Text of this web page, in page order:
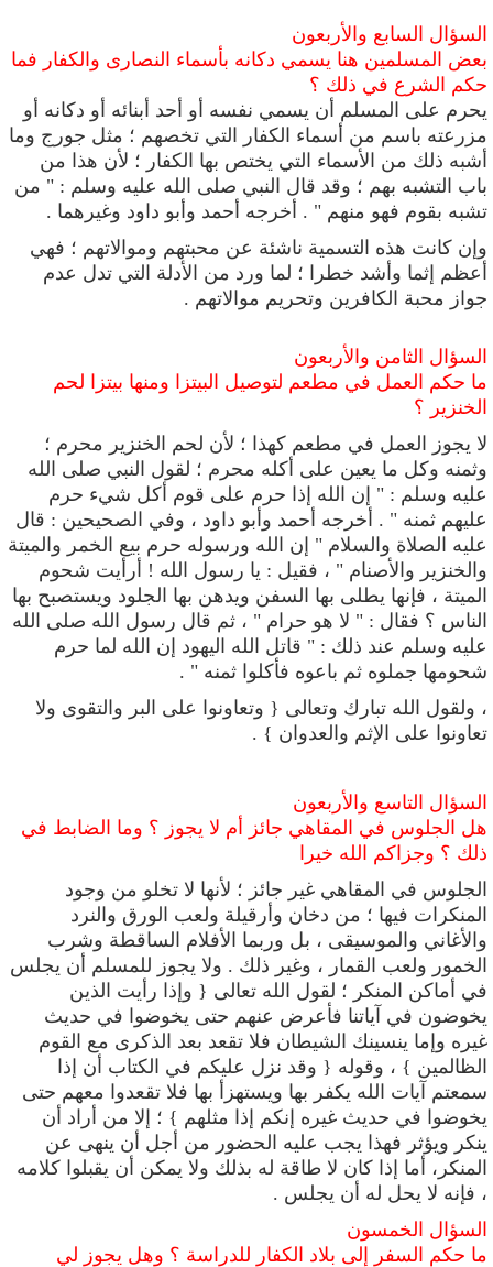
السؤال السابع والأربعون
بعض المسلمين هنا يسمي دكانه بأسماء النصارى والكفار فما
حكم الشرع في ذلك ؟
يحرم على المسلم أن يسمي نفسه أو أحد أبنائه أو دكانه أو
مزرعته باسم من أسماء الكفار التي تخصهم ؛ مثل جورج وما
أشبه ذلك من الأسماء التي يختص بها الكفار ؛ لأن هذا من
باب التشبه بهم ؛ وقد قال النبي صلى الله عليه وسلم : " من
تشبه بقوم فهو منهم " . أخرجه أحمد وأبو داود وغيرهما .
وإن كانت هذه التسمية ناشئة عن محبتهم وموالاتهم ؛ فهي
أعظم إثما وأشد خطرا ؛ لما ورد من الأدلة التي تدل عدم
جواز محبة الكافرين وتحريم موالاتهم .
السؤال الثامن والأربعون
ما حكم العمل في مطعم لتوصيل البيتزا ومنها بيتزا لحم
الخنزير ؟
لا يجوز العمل في مطعم كهذا ؛ لأن لحم الخنزير محرم ؛
وثمنه وكل ما يعين على أكله محرم ؛ لقول النبي صلى الله
عليه وسلم : " إن الله إذا حرم على قوم أكل شيء حرم
عليهم ثمنه " . أخرجه أحمد وأبو داود ، وفي الصحيحين : قال
عليه الصلاة والسلام " إن الله ورسوله حرم بيع الخمر والميتة
والخنزير والأصنام " ، فقيل : يا رسول الله ! أرأيت شحوم
الميتة ، فإنها يطلى بها السفن ويدهن بها الجلود ويستصبح بها
الناس ؟ فقال : " لا هو حرام " ، ثم قال رسول الله صلى الله
عليه وسلم عند ذلك : " قاتل الله اليهود إن الله لما حرم
شحومها جملوه ثم باعوه فأكلوا ثمنه " .
، ولقول الله تبارك وتعالى { وتعاونوا على البر والتقوى ولا
تعاونوا على الإثم والعدوان } .
السؤال التاسع والأربعون
هل الجلوس في المقاهي جائز أم لا يجوز ؟ وما الضابط في
ذلك ؟ وجزاكم الله خيرا
الجلوس في المقاهي غير جائز ؛ لأنها لا تخلو من وجود
المنكرات فيها ؛ من دخان وأرقيلة ولعب الورق والنرد
والأغاني والموسيقى ، بل وربما الأفلام الساقطة وشرب
الخمور ولعب القمار ، وغير ذلك . ولا يجوز للمسلم أن يجلس
في أماكن المنكر ؛ لقول الله تعالى { وإذا رأيت الذين
يخوضون في آياتنا فأعرض عنهم حتى يخوضوا في حديث
غيره وإما ينسينك الشيطان فلا تقعد بعد الذكرى مع القوم
الظالمين } ، وقوله { وقد نزل عليكم في الكتاب أن إذا
سمعتم آيات الله يكفر بها ويستهزأ بها فلا تقعدوا معهم حتى
يخوضوا في حديث غيره إنكم إذا مثلهم } ؛
إلا من أراد أن
ينكر ويؤثر فهذا يجب عليه الحضور من أجل أن ينهى عن
المنكر، أما إذا كان لا طاقة له بذلك ولا يمكن أن يقبلوا كلامه
، فإنه لا يحل له أن يجلس .
السؤال الخمسون
ما حكم السفر إلى بلاد الكفار للدراسة ؟ وهل يجوز لي